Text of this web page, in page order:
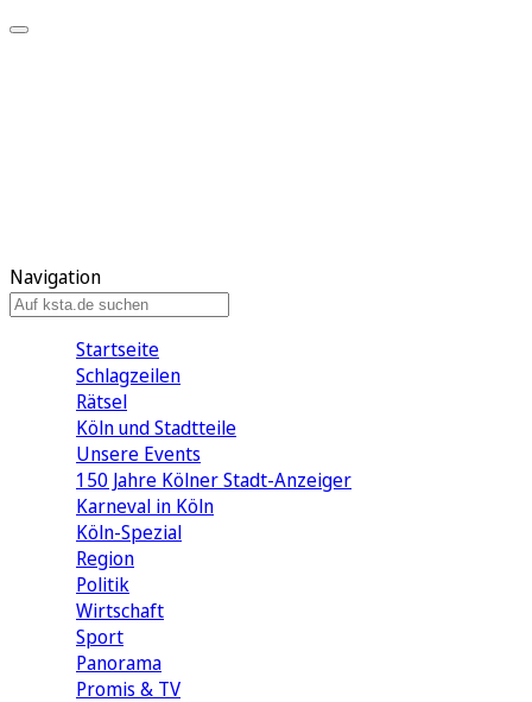
Navigation
Startseite
Schlagzeilen
Rätsel
Köln und Stadtteile
Unsere Events
150 Jahre Kölner Stadt-Anzeiger
Karneval in Köln
Köln-Spezial
Region
Politik
Wirtschaft
Sport
Panorama
Promis & TV